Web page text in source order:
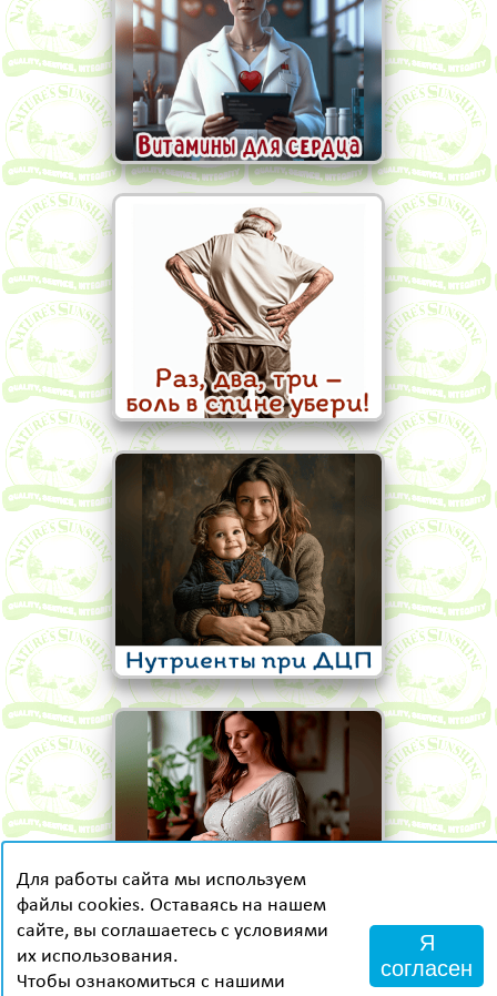
ИП Семаков Д.А, ОГРН: 309784729600267,
Для работы сайта мы используем
файлы cookies. Оставаясь на нашем
сайте, вы соглашаетесь с условиями
их использования.
Чтобы ознакомиться с нашими
Я
согласен